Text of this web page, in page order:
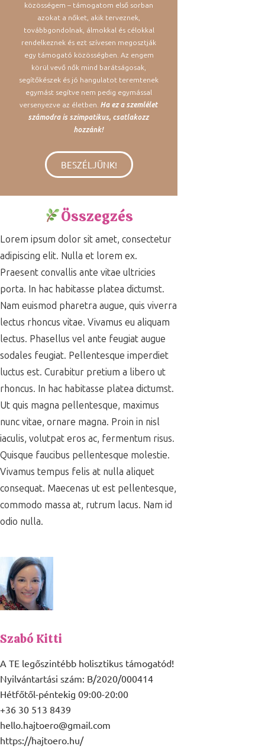
közösségem – támogatom első sorban
azokat a nőket, akik terveznek,
továbbgondolnak, álmokkal és célokkal
rendelkeznek és ezt szívesen megosztják
egy támogató közösségben. Az engem
körül vevő nők mind barátságosak,
segítőkészek és jó hangulatot teremtenek
egymást segítve nem pedig egymással
versenyezve az életben. Ha ez a szemlélet
számodra is szimpatikus, csatlakozz
hozzánk!
BESZÉLJÜNK!
Összegzés
Lorem ipsum dolor sit amet, consectetur
adipiscing elit. Nulla et lorem ex.
Praesent convallis ante vitae ultricies
porta. In hac habitasse platea dictumst.
Nam euismod pharetra augue, quis viverra
lectus rhoncus vitae. Vivamus eu aliquam
lectus. Phasellus vel ante feugiat augue
sodales feugiat. Pellentesque imperdiet
luctus est. Curabitur pretium a libero ut
rhoncus. In hac habitasse platea dictumst.
Ut quis magna pellentesque, maximus
nunc vitae, ornare magna. Proin in nisl
iaculis, volutpat eros ac, fermentum risus.
Quisque faucibus pellentesque molestie.
Vivamus tempus felis at nulla aliquet
consequat. Maecenas ut est pellentesque,
commodo massa at, rutrum lacus. Nam id
odio nulla.
Szabó Kitti
A TE legőszintébb holisztikus támogatód!
Nyilvántartási szám: B/2020/000414
Hétfőtől-péntekig 09:00-20:00
+36 30 513 8439
hello.hajtoero@gmail.com
https://hajtoero.hu/